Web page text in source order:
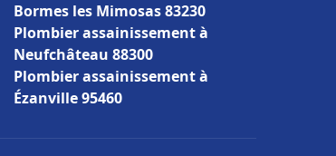
Bormes les Mimosas 83230
Plombier assainissement à
Neufchâteau 88300
Plombier assainissement à
Ézanville 95460